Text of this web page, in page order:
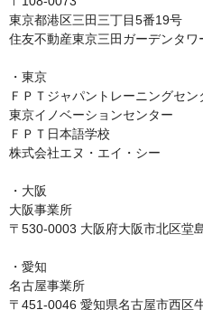
東京都港区三田三丁目5番19号
住友不動産東京三田ガーデンタワ
・東京
ＦＰＴジャパントレーニングセン
東京イノベーションセンター
ＦＰＴ日本語学校
株式会社エヌ・エイ・シー
・大阪
大阪事業所
〒530-0003 大阪府大阪市北区堂
・愛知
名古屋事業所
〒451-0046 愛知県名古屋市西区